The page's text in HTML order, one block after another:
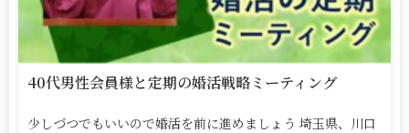
40代男性会員様と定期の婚活戦略ミーティング
少しづつでもいいので婚活を前に進めましょう 埼玉県、川口